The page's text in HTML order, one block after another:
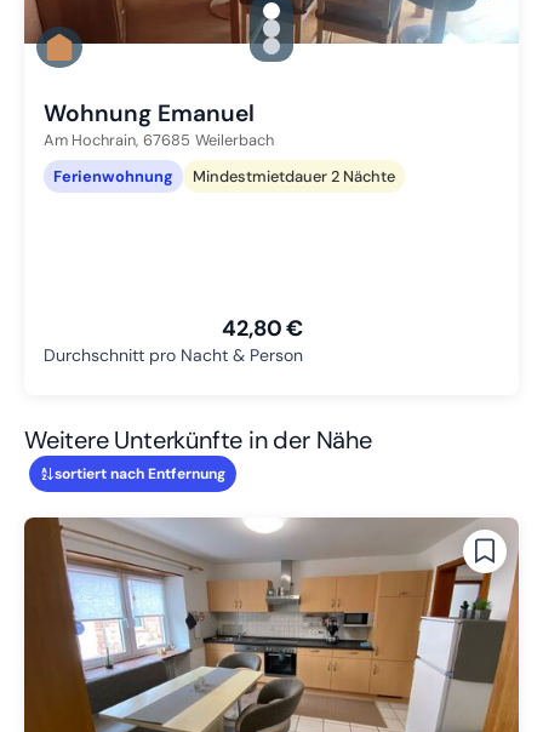
gallery.slide_selector
Zu Slide 1 wechseln
Zu Slide 2 wechseln
Zu Slide 3 wechseln
Wohnung Emanuel
Am Hochrain, 67685 Weilerbach
Ferienwohnung
Mindestmietdauer 2 Nächte
42,80 €
Durchschnitt pro Nacht & Person
Weitere Unterkünfte in der Nähe
sortiert nach Entfernung